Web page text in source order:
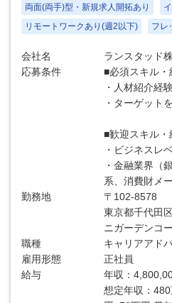
両面(両手)型・新規求人開拓あり
リモートワークあり(週2以下)
フレ
会社名
ランスタッド
応募条件
■必須スキル・
・人材紹介経
・ターゲット
■歓迎スキル・
・ビジネスレ
・金融業界（
系、消費財メ
勤務地
〒102-8578
東京都千代田
ニガーデンコ
職種
キャリアアド
雇用形態
正社員
給与
年収：
想定年収：